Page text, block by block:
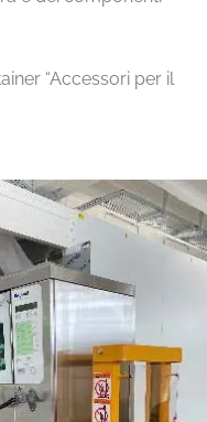
“Accessori per il